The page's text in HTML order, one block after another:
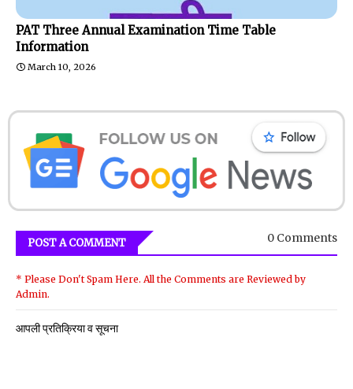
PAT Three Annual Examination Time Table
Information
March 10, 2026
POST A COMMENT 0 Comments
* Please Don't Spam Here. All the Comments are Reviewed by
Admin.
आपली प्रतिक्रिया व सूचना